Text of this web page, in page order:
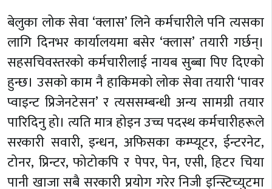
बेलुका लोक सेवा ‘क्लास’ लिने कर्मचारीले पनि त्यसका
लागि दिनभर कार्यालयमा बसेर ‘क्लास’ तयारी गर्छन्।
सहसचिवस्तरको कर्मचारीलाई नायब सुब्बा पिए दिएको
हुन्छ। उसको काम नै हाकिमको लोक सेवा तयारी ‘पावर
प्वाइन्ट प्रिजेनटेसन’ र त्यससम्बन्धी अन्य सामग्री तयार
पारिदिनु हो। त्यति मात्र होइन उच्च पदस्थ कर्मचारीहरूले
सरकारी सवारी, इन्धन, अफिसका कम्प्यूटर, ‌ईन्टरनेट,
टोनर, प्रिन्टर, फोटोकपि र पेपर, पेन, एसी, हिटर चिया
पानी खाजा सबै सरकारी प्रयोग गरेर निजी इन्स्टिच्युटमा